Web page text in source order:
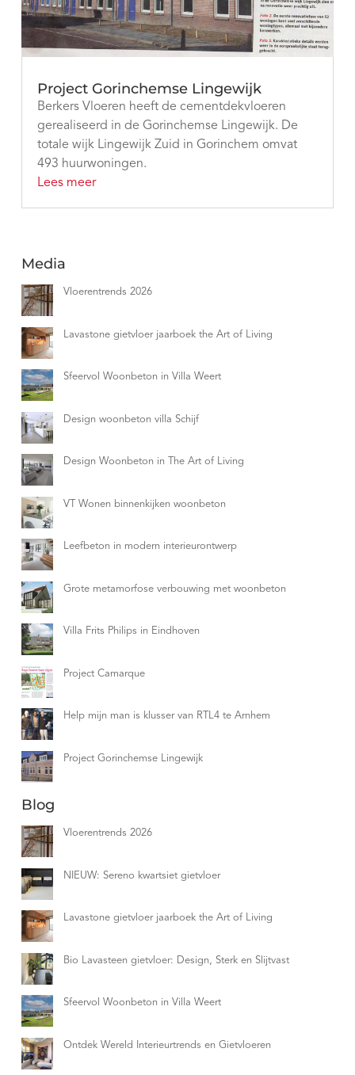
Project Gorinchemse Lingewijk
Berkers Vloeren heeft de cementdekvloeren
gerealiseerd in de Gorinchemse Lingewijk. De
totale wijk Lingewijk Zuid in Gorinchem omvat
493 huurwoningen.
Lees meer
Media
Vloerentrends 2026
Lavastone gietvloer jaarboek the Art of Living
Sfeervol Woonbeton in Villa Weert
Design woonbeton villa Schijf
Design Woonbeton in The Art of Living
VT Wonen binnenkijken woonbeton
Leefbeton in modern interieurontwerp
Grote metamorfose verbouwing met woonbeton
Villa Frits Philips in Eindhoven
Project Camarque
Help mijn man is klusser van RTL4 te Arnhem
Project Gorinchemse Lingewijk
Blog
Vloerentrends 2026
NIEUW: Sereno kwartsiet gietvloer
Lavastone gietvloer jaarboek the Art of Living
Bio Lavasteen gietvloer: Design, Sterk en Slijtvast
Sfeervol Woonbeton in Villa Weert
Ontdek Wereld Interieurtrends en Gietvloeren